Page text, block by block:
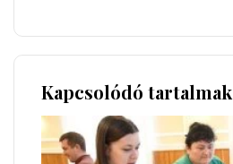
Kapcsolódó tartalmak